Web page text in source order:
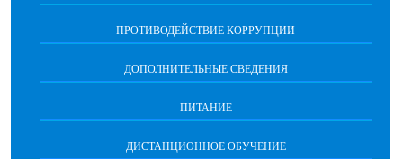
ПРОТИВОДЕЙСТВИЕ КОРРУПЦИИ
ДОПОЛНИТЕЛЬНЫЕ СВЕДЕНИЯ
ПИТАНИЕ
ДИСТАНЦИОННОЕ ОБУЧЕНИЕ